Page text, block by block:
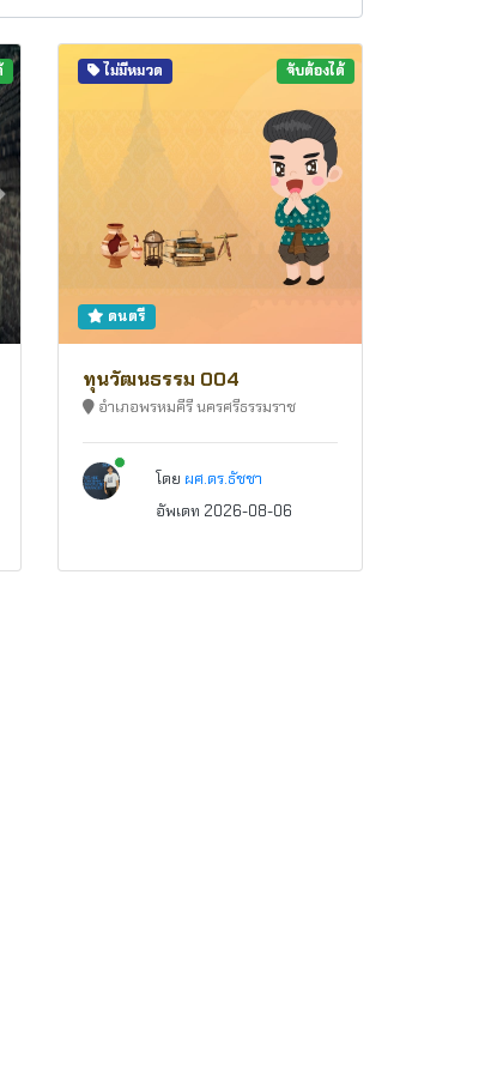
ไม่มีหมวด จับต้องได้
ดนตรี
ทุนวัฒนธรรม 004
อำเภอพรหมคีรี นครศรีธรรมราช
New alerts
โดย ผศ.ดร.ธัชชา
อัพเดท 2026-08-06